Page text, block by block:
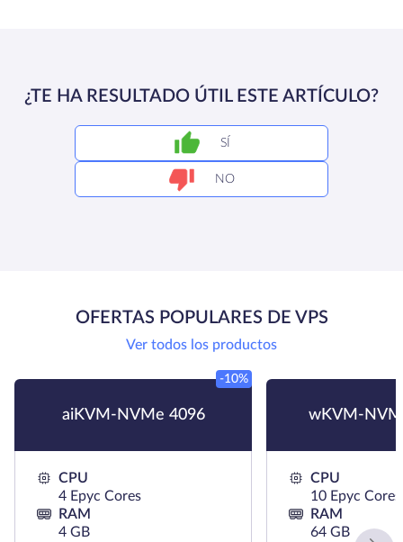
¿TE HA RESULTADO ÚTIL ESTE ARTÍCULO?
SÍ
NO
OFERTAS POPULARES DE VPS
Ver todos los productos
aiKVM-NVMe 4096
-10%
CPU
4 Epyc Cores
RAM
4 GB
wKVM-
CPU
10 Epyc Cores
RAM
64 GB